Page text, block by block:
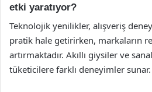
etki yaratıyor?
Teknolojik yenilikler, alışveriş
pratik hale getirirken, markaların
artırmaktadır. Akıllı giysiler ve
tüketicilere farklı deneyimler sunar.